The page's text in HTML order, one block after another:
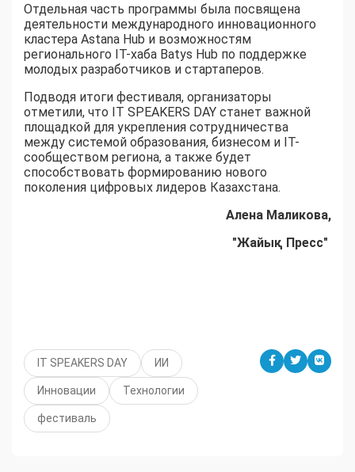
Отдельная часть программы была посвящена
деятельности международного инновационного
кластера Astana Hub и возможностям
регионального IT-хаба Batys Hub по поддержке
молодых разработчиков и стартаперов.
Подводя итоги фестиваля, организаторы
отметили, что IT SPEAKERS DAY станет важной
площадкой для укрепления сотрудничества
между системой образования, бизнесом и IT-
сообществом региона, а также будет
способствовать формированию нового
поколения цифровых лидеров Казахстана.
Алена Маликова,
"Жайық Пресс"
IT SPEAKERS DAY ИИ
Инновации Технологии
фестиваль